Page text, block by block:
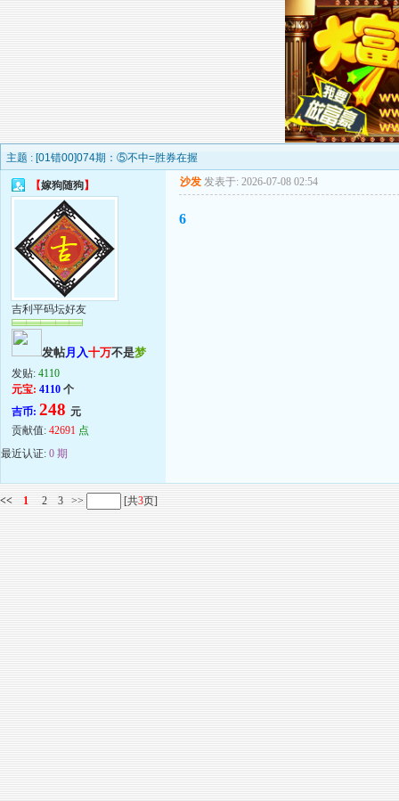
主题 : [01错00]074期：⑤不中=胜券在握
【嫁狗随狗】
吉利平码坛好友
发帖月入十万不是梦
发贴: 4110
元宝: 4110 个
吉币: 248 元
贡献值: 42691 点
最近认证: 0 期
沙发 发表于: 2026-07-08 02:54
6
<< 1 2 3 >> [共3页]